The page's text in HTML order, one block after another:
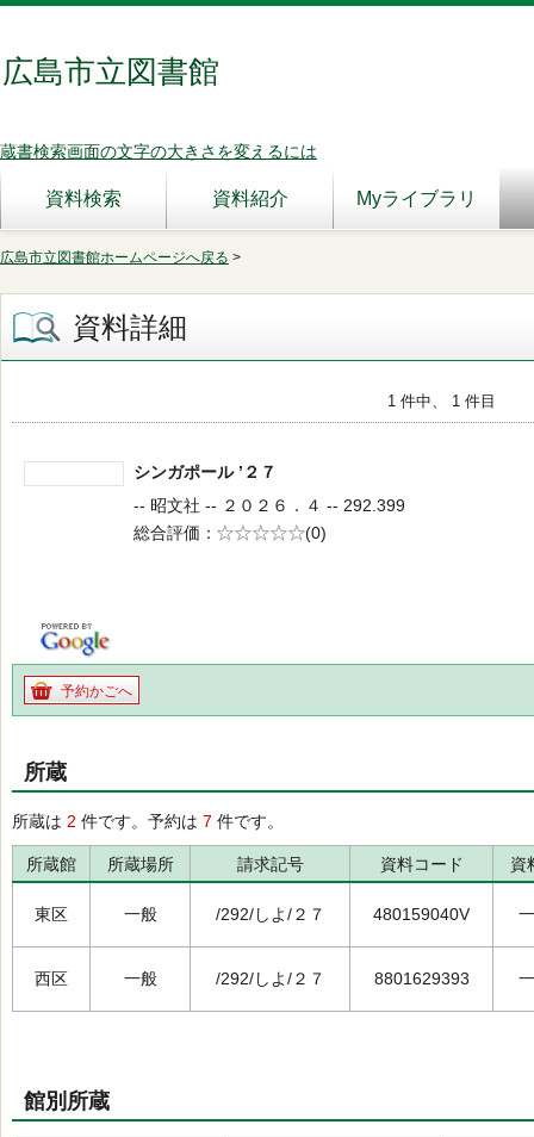
広島市立図書館
蔵書検索画面の文字の大きさを変えるには
資料検索 資料紹介 Myライブラリ
広島市立図書館ホームページへ戻る >
資料詳細
1 件中、 1 件目
シンガポール ’２７
-- 昭文社 -- ２０２６．４ -- 292.399
総合評価
5段階評価
(0)
予約かごへ
所蔵
所蔵は 2 件です。予約は 7 件です。
所蔵館 所蔵場所 請求記号 資料コード 資
東区 一般 /292/しよ/２７ 480159040V
西区 一般 /292/しよ/２７ 8801629393
館別所蔵